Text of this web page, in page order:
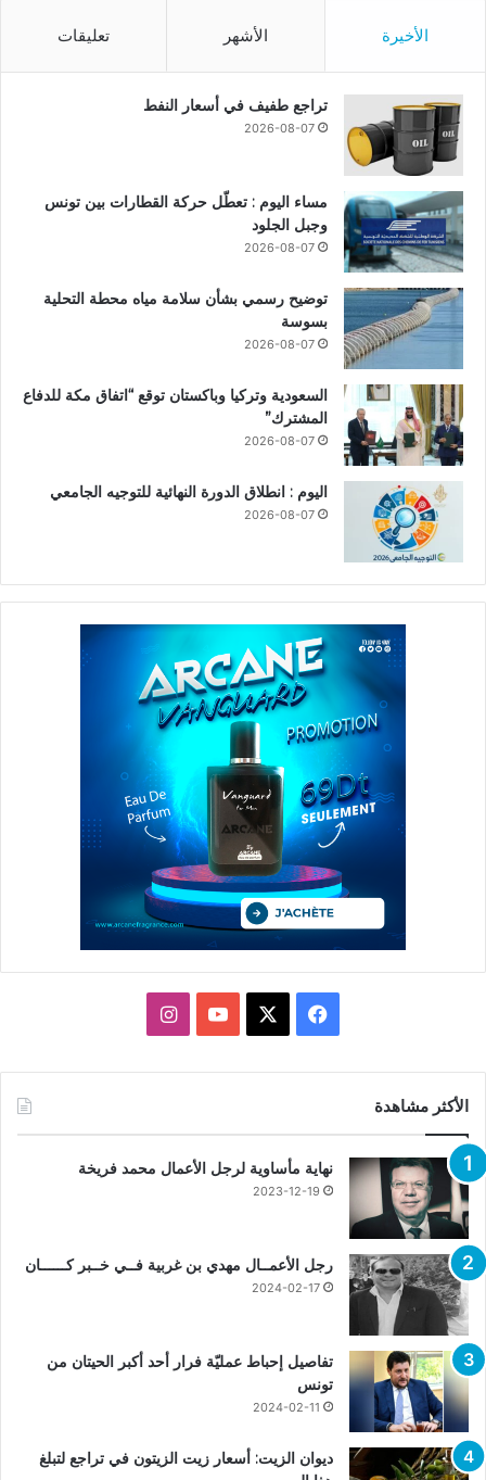
الأخيرة الأشهر تعليقات
تراجع طفيف في أسعار النفط
2026-08-07
مساء اليوم : تعطّل حركة القطارات بين تونس
وجبل الجلود
2026-08-07
توضيح رسمي بشأن سلامة مياه محطة التحلية
بسوسة
2026-08-07
السعودية وتركيا وباكستان توقع “اتفاق مكة للدفاع
المشترك”
2026-08-07
اليوم : انطلاق الدورة النهائية للتوجيه الجامعي
2026-08-07
فيسبوك يوتيوبانستقرام
الأكثر مشاهدة
نهاية مأساوية لرجل الأعمال محمد فريخة
2023-12-19
رجل الأعمــال مهدي بن غربية فــي خــبر كــــــان
2024-02-17
تفاصيل إحباط عمليّة فرار أحد أكبر الحيتان من
تونس
2024-02-11
ديوان الزيت: أسعار زيت الزيتون في تراجع لتبلغ